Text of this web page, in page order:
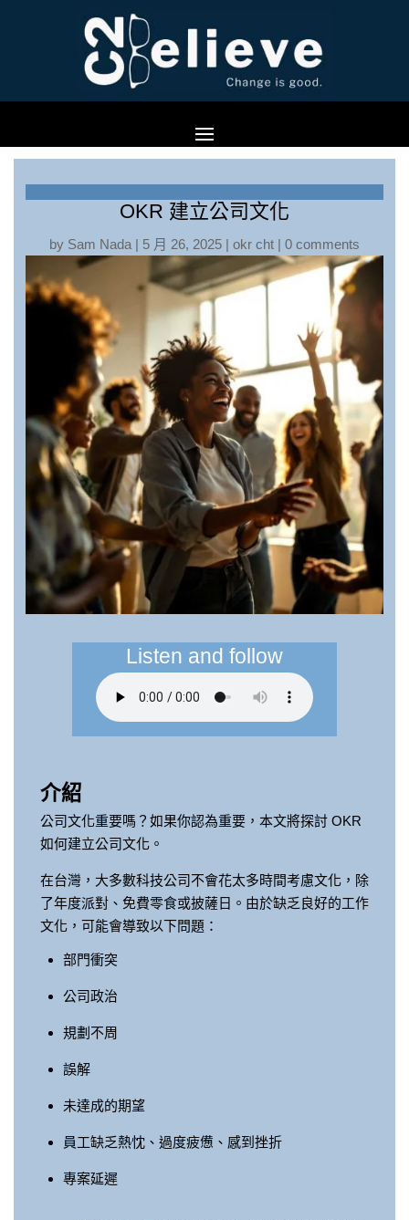
OKR 建立公司文化
by Sam Nada| 5 月 26, 2025 | okr cht | 0 comments
Listen and follow
介紹
公司文化重要嗎？如果你認為重要，本文將探討 OKR
如何建立公司文化。
在台灣，大多數科技公司不會花太多時間考慮文化，除
了年度派對、免費零食或披薩日。由於缺乏良好的工作
文化，可能會導致以下問題：
部門衝突
公司政治
規劃不周
誤解
未達成的期望
員工缺乏熱忱、過度疲憊、感到挫折
專案延遲